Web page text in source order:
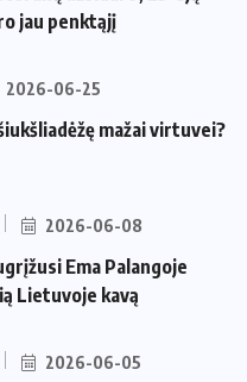
jau penktąjį
2026-06-25
mažai virtuvei?
2026-06-08
Ema Palangoje
Lietuvoje kavą
2026-06-05